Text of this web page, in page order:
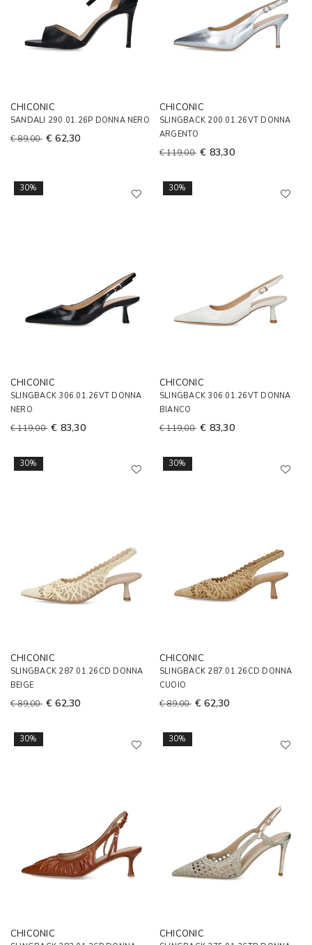
CHICONIC
SANDALI 290.01.26P DONNA NERO
€ 89,00 € 62,30
CHICONIC
SLINGBACK 200.01.26VT DONNA
ARGENTO
€ 119,00 € 83,30
30%
CHICONIC
SLINGBACK 306.01.26VT DONNA
NERO
€ 119,00 € 83,30
30%
CHICONIC
SLINGBACK 306.01.26VT DONNA
BIANCO
€ 119,00 € 83,30
30%
CHICONIC
SLINGBACK 287.01.26CD DONNA
BEIGE
€ 89,00 € 62,30
30%
CHICONIC
SLINGBACK 287.01.26CD DONNA
CUOIO
€ 89,00 € 62,30
30%
CHICONIC
30%
CHICONIC